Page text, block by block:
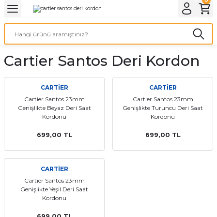
Geri Dön
& ELEKTİRİK AYDINLATMA & ELEKTRİK
AYDINLATMA
OFİS MALZEMELERİ
Geri Dön
ve Cihaz Pilleri
ÇEŞİTLERİ
ÇEŞİTLERİ
Geri Dön
Geri Dön
Kordon Çeşitleri
kordonları
Kordonu
saat kordonu
Kordonları
Cartier Santos Deri Kordon
CARTİER
Cartier Santos 23mm
Genişlikte Beyaz Deri Saat
Kordonu
699,00 TL
CARTİER
Cartier Santos 23mm
Genişlikte Turuncu Deri Saat
Kordonu
699,00 TL
CARTİER
Cartier Santos 23mm
Genişlikte Yeşil Deri Saat
Kordonu